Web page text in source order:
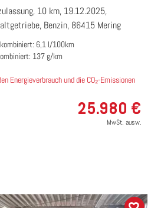
10 km 19.12.2025
Benzin 86415 Mering
6,1 l/100km
137 g/km
Energieverbrauch und die CO₂-Emissionen
25.980 €
MwSt. ausw.